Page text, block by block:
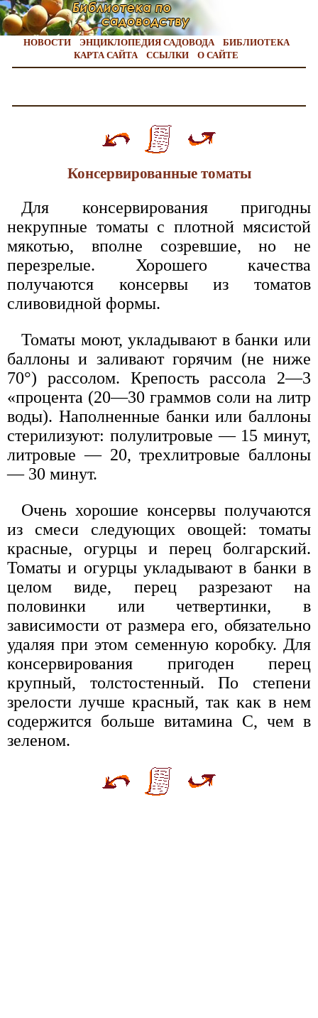
НОВОСТИ ЭНЦИКЛОПЕДИЯ САДОВОДА
БИБЛИОТЕКА
КАРТА САЙТА
ССЫЛКИ О САЙТЕ
Консервированные томаты
Для консервирования пригодны
некрупные томаты с плотной мясистой
мякотью, вполне созревшие, но не
перезрелые. Хорошего качества
получаются консервы из томатов
сливовидной формы.
Томаты моют, укладывают в банки или
баллоны и заливают горячим (не ниже
70°) рассолом. Крепость рассола 2—3
«процента (20—30 граммов соли на литр
воды). Наполненные банки или баллоны
стерилизуют: полулитровые — 15 минут,
литровые — 20, трехлитровые баллоны
— 30 минут.
Очень хорошие консервы получаются
из смеси следующих овощей: томаты
красные, огурцы и перец болгарский.
Томаты и огурцы укладывают в банки в
целом виде, перец разрезают на
половинки или четвертинки, в
зависимости от размера его, обязательно
удаляя при этом семенную коробку. Для
консервирования пригоден перец
крупный, толстостенный. По степени
зрелости лучше красный, так как в нем
содержится больше витамина С, чем в
зеленом.